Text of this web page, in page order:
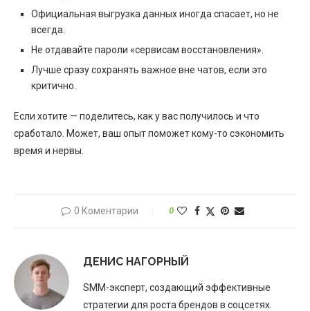
Официальная выгрузка данных иногда спасает, но не
всегда.
Не отдавайте пароли «сервисам восстановления».
Лучше сразу сохранять важное вне чатов, если это
критично.
Если хотите — поделитесь, как у вас получилось и что
сработало. Может, ваш опыт поможет кому-то сэкономить
время и нервы.
0 Коментарии 0
ДЕНИС НАГОРНЫЙ
SMM-эксперт, создающий эффективные
стратегии для роста брендов в соцсетях.